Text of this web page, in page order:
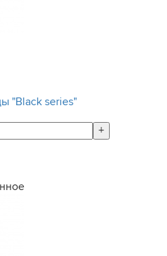
"Black series"
+